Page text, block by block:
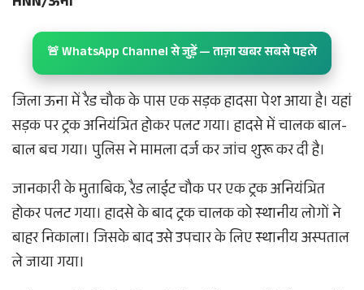
🚨 WhatsApp Channel से जुड़ें — ताज़ा खबर सबसे पहले
जिला ऊना में रैड चौक के पास एक सड़क हादसा पेश आया है। यहां
सड़क पर ट्रक अनियंत्रित होकर पलट गया। हादसे में चालक बाल-
बाल बच गया। पुलिस ने मामला दर्ज कर जांच शुरू कर दी है।
जानकारी के मुताबिक, रैड लाईट चौक पर एक ट्रक अनियंत्रित
होकर पलट गया। हादसे के बाद ट्रक चालक को स्थानीय लोगों ने
बाहर निकाला। जिसके बाद उसे उपचार के लिए स्थानीय अस्पताल
ले जाया गया।